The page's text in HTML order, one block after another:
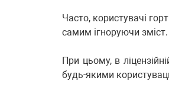
Часто, користувачі
самим ігноруючи зміст.
При цьому, в
будь-якими